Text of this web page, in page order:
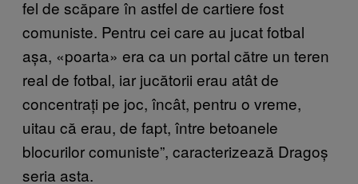
fel de scăpare în astfel de cartiere fost
comuniste. Pentru cei care au jucat fotbal
așa, «poarta» era ca un portal către un teren
real de fotbal, iar jucătorii erau atât de
concentrați pe joc, încât, pentru o vreme,
uitau că erau, de fapt, între betoanele
blocurilor comuniste”, caracterizează Dragoș
seria asta.